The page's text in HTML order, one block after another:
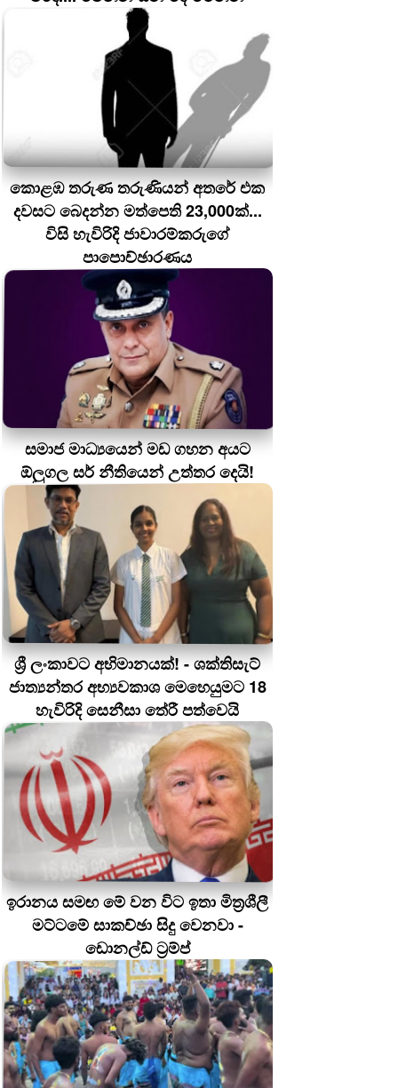
කොළඹ තරුණ තරුණියන් අතරේ එක
දවසට බෙදන්න මත්පෙති 23,000ක්...
විසි හැවිරිදි ජාවාරම්කරුගේ
පාපොච්ඡාරණය
සමාජ මාධ්‍යයෙන් මඩ ගහන අයට
ඕලුගල සර් නීතියෙන් උත්තර දෙයි!
ශ්‍රී ලංකාවට අභිමානයක්! - ශක්තිසැට්
ජාත්‍යන්තර අභ්‍යවකාශ මෙහෙයුමට 18
හැවිරිදි සෙනීසා තේරී පත්වෙයි
ඉරානය සමඟ මේ වන විට ඉතා මිත්‍රශීලී
මට්ටමේ සාකච්ඡා සිදු වෙනවා -
ඩොනල්ඩ් ට්‍රම්ප්